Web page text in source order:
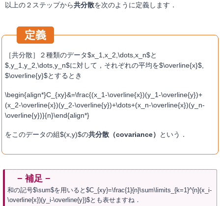
以上の２ステップから共分散を次のように定義します．
［共分散］２種類のデータ$x_1,x_2,\dots,x_n$と
$,y_1,y_2,\dots,y_n$に対して，それぞれの平均を$\overline{x}$,
$\overline{y}$とするとき
\begin{align*}C_{xy}&=\frac{(x_1-\overline{x})(y_1-\overline{y})+
(x_2-\overline{x})(y_2-\overline{y})+\dots+(x_n-\overline{x})(y_n-
\overline{y})}{n}\end{align*}
をこのデータの組$(x,y)$の共分散（covariance） という．
和の記号$\sum$を用いると$C_{xy}=\frac{1}{n}\sum\limits_{k=1}^{n}(x_i-
\overline{x})(y_i-\overline{y})$とも表せますね．